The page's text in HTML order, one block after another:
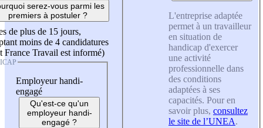
serez-vous parmi les
premiers à postuler ?
de plus de 15 jours,
moins de 4 candidatures
France Travail est informé)
Employeur handi-
engagé
Qu'est-ce qu'un
employeur handi-
engagé ?
L'entreprise adaptée
permet à un travailleur
en situation de
handicap d'exercer
une activité
professionnelle dans
des conditions
adaptées à ses
capacités. Pour en
savoir plus, consultez
le site de l’UNEA.